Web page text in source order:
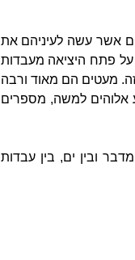
אשר עשה לעיניהם את
פתח היציאה מעבדות
מעטים הם מאוד ורבה
אלוהים למשה, מספרים
ובין ים, בין עבדות